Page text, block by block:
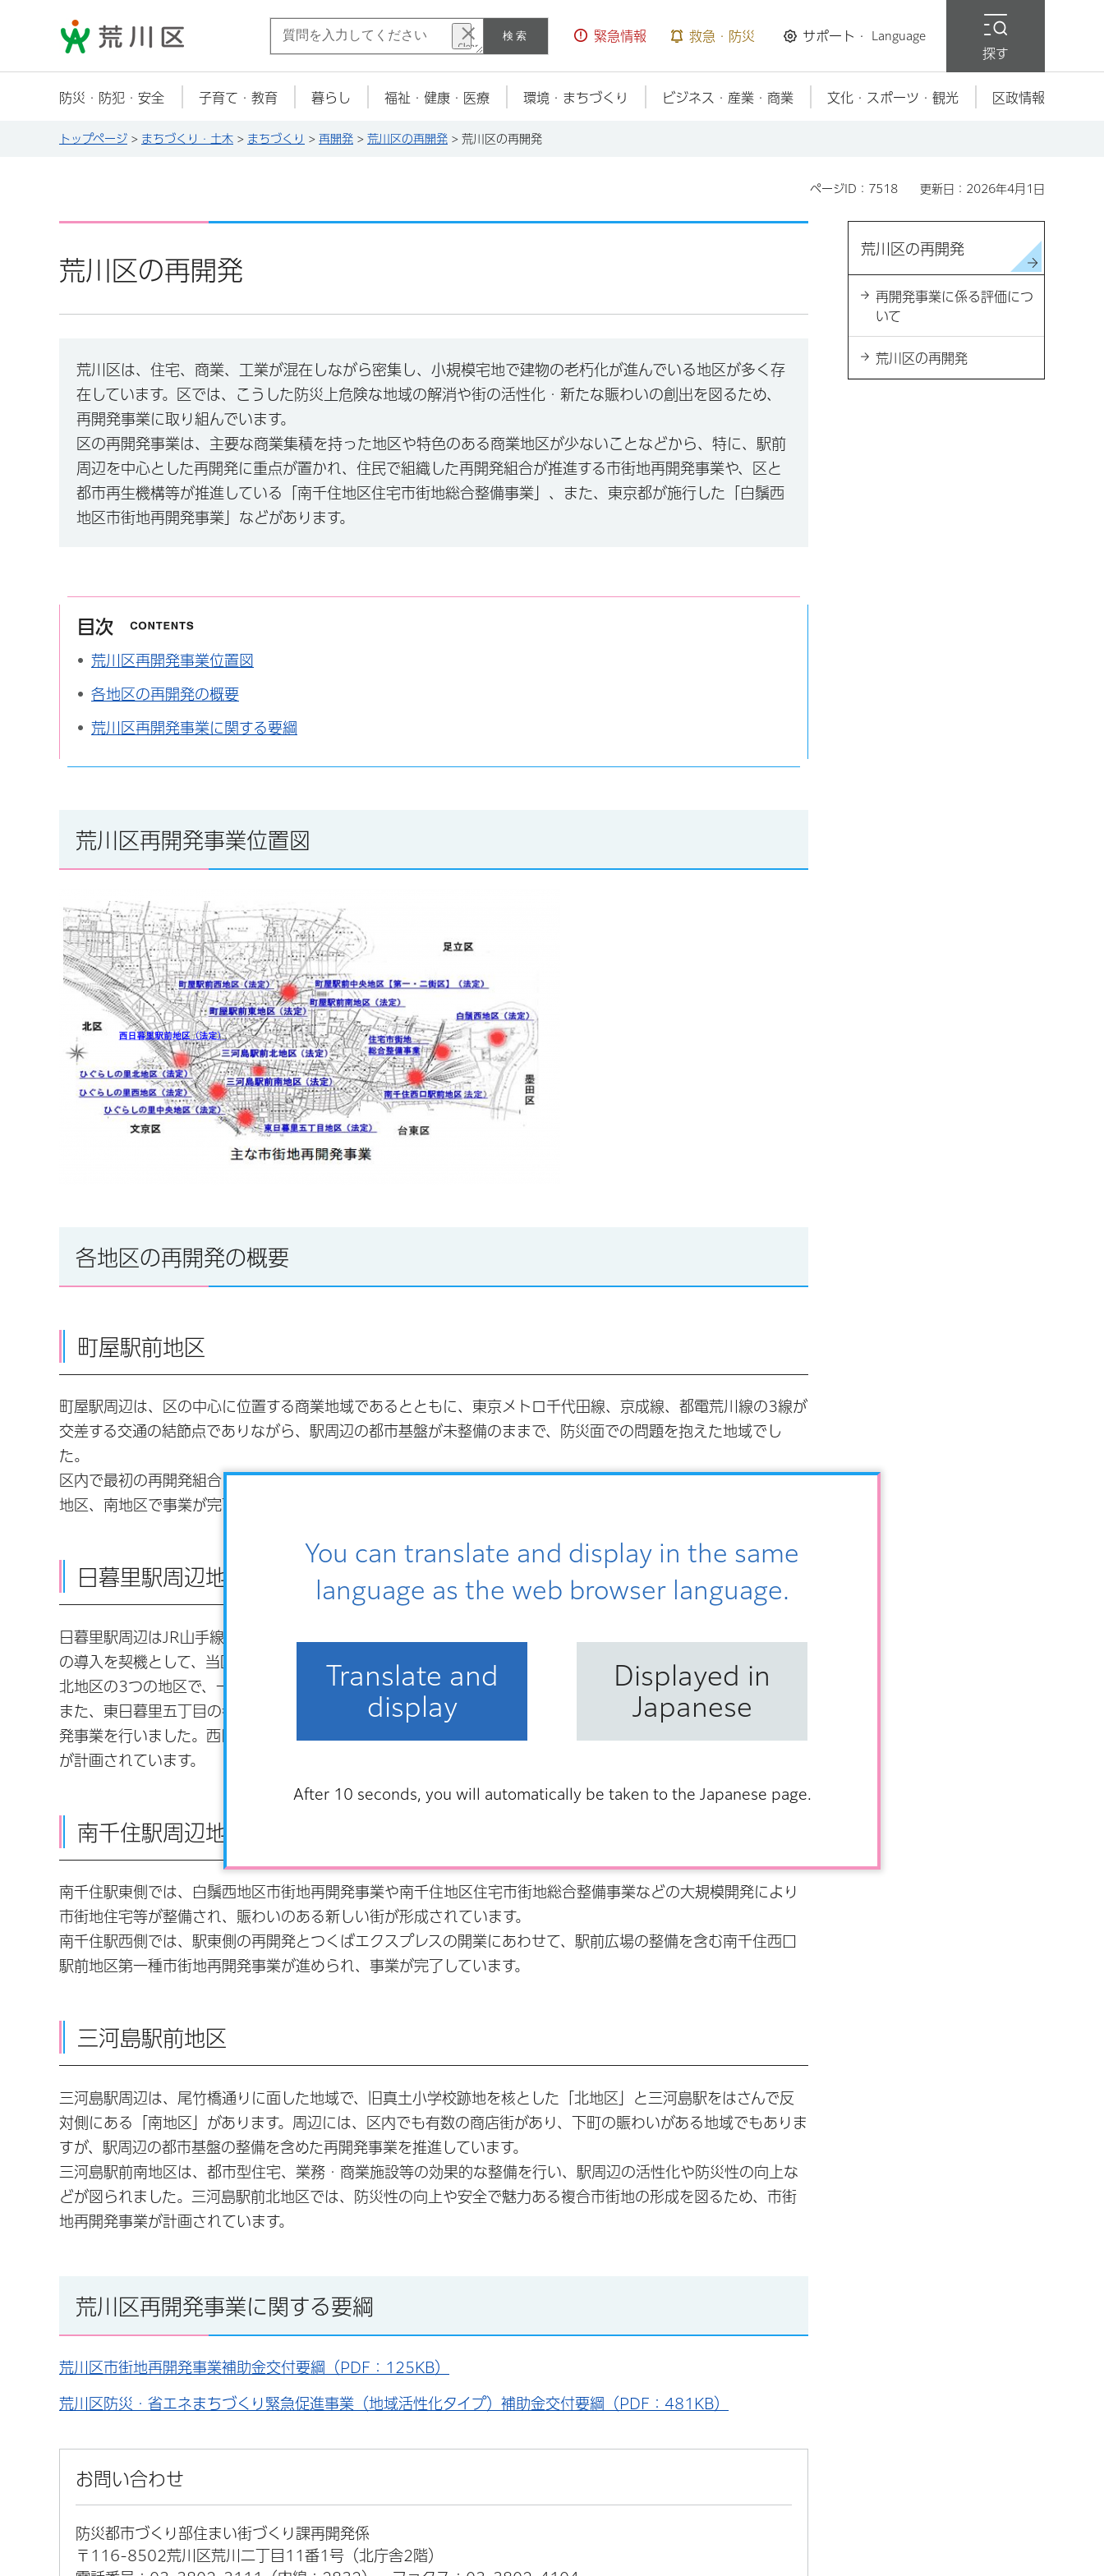
You can translate and display in the same
language as the web browser language.
Translate and
display
Displayed in
Japanese
After 10 seconds, you will automatically be taken to the Japanese page.
荒川区 検索 緊急情報 救急・防災 サポート・ Language
探す
防災・防犯・安全 子育て・教育 暮らし 福祉・健康・医療 環境・まちづくり ビジネス・産業・商業 文化・スポーツ・観光 区政情報
トップページ > まちづくり・土木 > まちづくり > 再開発 > 荒川区の再開発 > 荒川区の再開発
ページID：7518 更新日：2026年4月1日
荒川区の再開発
荒川区は、住宅、商業、工業が混在しながら密集し、小規模宅地で建物の老朽化が進んでいる地区が多く存
在しています。区では、こうした防災上危険な地域の解消や街の活性化・新たな賑わいの創出を図るため、
再開発事業に取り組んでいます。
区の再開発事業は、主要な商業集積を持った地区や特色のある商業地区が少ないことなどから、特に、駅前
周辺を中心とした再開発に重点が置かれ、住民で組織した再開発組合が推進する市街地再開発事業や、区と
都市再生機構等が推進している「南千住地区住宅市街地総合整備事業」、また、東京都が施行した「白鬚西
地区市街地再開発事業」などがあります。
目次
荒川区再開発事業位置図
各地区の再開発の概要
荒川区再開発事業に関する要綱
荒川区再開発事業位置図
各地区の再開発の概要
町屋駅前地区
町屋駅周辺は、区の中心に位置する商業地域であるとともに、東京メトロ千代田線、京成線、都電荒川線の3線が
交差する交通の結節点でありながら、駅周辺の都市基盤が未整備のままで、防災面での問題を抱えた地域でし
た。
区内で最初の再開発組合による市街地再開発事業が行われた地域であり、既に、町屋駅前西地区、東地区、中央
地区、南地区で事業が完了しています。
日暮里駅周辺地域
日暮里駅周辺はJR山手線の駅を有し、区の玄関とも言える地域です。新交通システム「日暮里・舎人ライナー」
の導入を契機として、当区の玄関にふさわしい複合市街地の形成を目指し、日暮里駅前では西地区・中央地区・
北地区の3つの地区で、一体的に市街地再開発事業を行いました。
また、東日暮里五丁目の老朽化した同潤会アパート及びその周辺において、防災性の向上などのため、市街地再開
発事業を行いました。西日暮里駅前地区では、都市基盤の整備やにぎわいの創出を図るため、市街地再開発事業
が計画されています。
南千住駅周辺地域
南千住駅東側では、白鬚西地区市街地再開発事業や南千住地区住宅市街地総合整備事業などの大規模開発により
市街地住宅等が整備され、賑わいのある新しい街が形成されています。
南千住駅西側では、駅東側の再開発とつくばエクスプレスの開業にあわせて、駅前広場の整備を含む南千住西口
駅前地区第一種市街地再開発事業が進められ、事業が完了しています。
三河島駅前地区
三河島駅周辺は、尾竹橋通りに面した地域で、旧真土小学校跡地を核とした「北地区」と三河島駅をはさんで反
対側にある「南地区」があります。周辺には、区内でも有数の商店街があり、下町の賑わいがある地域でもありま
すが、駅周辺の都市基盤の整備を含めた再開発事業を推進しています。
三河島駅前南地区は、都市型住宅、業務・商業施設等の効果的な整備を行い、駅周辺の活性化や防災性の向上な
どが図られました。三河島駅前北地区では、防災性の向上や安全で魅力ある複合市街地の形成を図るため、市街
地再開発事業が計画されています。
荒川区再開発事業に関する要綱
荒川区市街地再開発事業補助金交付要綱（PDF：125KB）
荒川区防災・省エネまちづくり緊急促進事業（地域活性化タイプ）補助金交付要綱（PDF：481KB）
お問い合わせ
防災都市づくり部住まい街づくり課再開発係
〒116-8502荒川区荒川二丁目11番1号（北庁舎2階）
荒川区の再開発
再開発事業に係る評価につ
いて
荒川区の再開発